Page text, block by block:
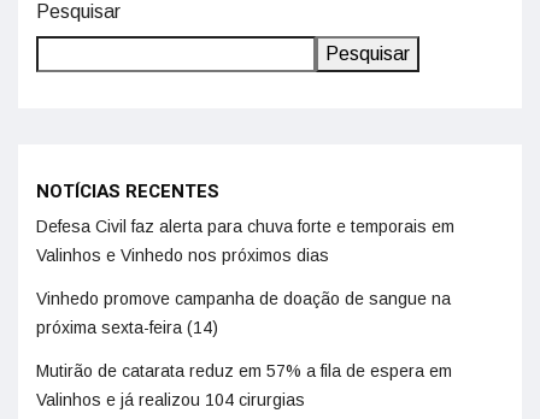
Pesquisar
Pesquisar
NOTÍCIAS RECENTES
Defesa Civil faz alerta para chuva forte e temporais em
Valinhos e Vinhedo nos próximos dias
Vinhedo promove campanha de doação de sangue na
próxima sexta-feira (14)
Mutirão de catarata reduz em 57% a fila de espera em
Valinhos e já realizou 104 cirurgias